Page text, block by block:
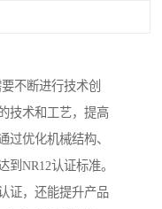
不断进行技术创
技术和工艺，提高
过优化机械结构、
NR12认证标准。
证，还能提升产品